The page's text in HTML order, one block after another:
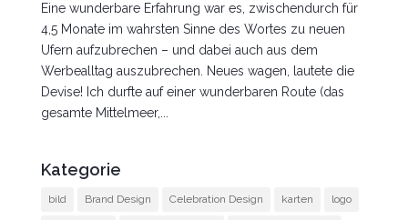
Eine wunderbare Erfahrung war es, zwischendurch für
4,5 Monate im wahrsten Sinne des Wortes zu neuen
Ufern aufzubrechen – und dabei auch aus dem
Werbealltag auszubrechen. Neues wagen, lautete die
Devise! Ich durfte auf einer wunderbaren Route (das
gesamte Mittelmeer,...
Kategorie
bild Brand Design Celebration Design karten logo